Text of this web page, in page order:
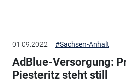
01.09.2022 #Sachsen-Anhalt
AdBlue-Versorgung:
Piesteritz steht still